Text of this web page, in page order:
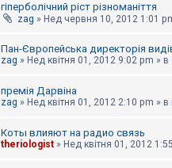
гіперболічний ріст різноманіття
zag » Нед червня 10, 2012 1:01
Пан-Європейська директорія
zag » Нед квітня 01, 2012 9:02 pm » в
премія Дарвіна
zag » Нед квітня 01, 2012 2:10 pm » в
Коты влияют на радио связь
theriologist » Нед квітня 01, 2012